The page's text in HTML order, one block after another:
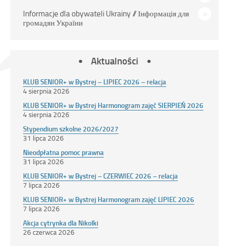
Informacje dla obywateli Ukrainy // Інформація для
громадян України
Aktualności
KLUB SENIOR+ w Bystrej – LIPIEC 2026 – relacja
4 sierpnia 2026
KLUB SENIOR+ w Bystrej Harmonogram zajęć SIERPIEŃ 2026
4 sierpnia 2026
Stypendium szkolne 2026/2027
31 lipca 2026
Nieodpłatna pomoc prawna
31 lipca 2026
KLUB SENIOR+ w Bystrej – CZERWIEC 2026 – relacja
7 lipca 2026
KLUB SENIOR+ w Bystrej Harmonogram zajęć LIPIEC 2026
7 lipca 2026
Akcja cytrynka dla Nikolki
26 czerwca 2026